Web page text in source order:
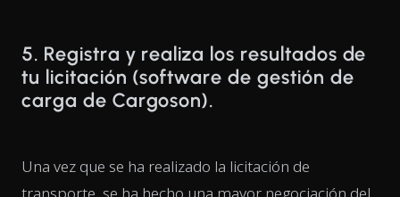
5. Registra y realiza los resultados de
tu licitación (software de gestión de
carga de Cargoson).
Una vez que se ha realizado la licitación de
transporte, se ha hecho una mayor negociación del